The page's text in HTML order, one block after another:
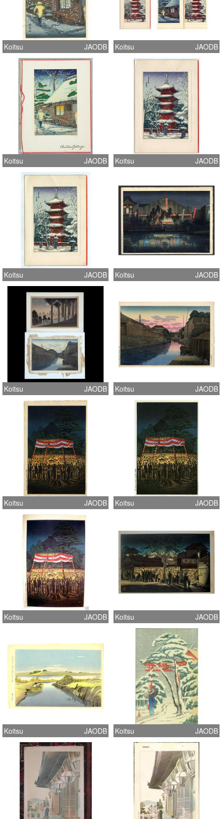
Koitsu JAODB Koitsu JAODB
Koitsu JAODB Koitsu JAODB
Koitsu JAODB Koitsu JAODB
Koitsu JAODB Koitsu JAODB
Koitsu JAODB Koitsu JAODB
Koitsu JAODB Koitsu JAODB
Koitsu JAODB Koitsu JAODB